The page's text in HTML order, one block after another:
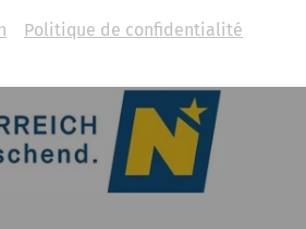
Politique de confidentialité